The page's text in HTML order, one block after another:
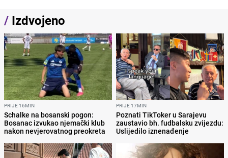
/ Izdvojeno
PRIJE 16MIN
Schalke na bosanski pogon:
Bosanac izvukao njemački klub
nakon nevjerovatnog preokreta
PRIJE 17MIN
Poznati TikToker u Sarajevu
zaustavio bh. fudbalsku zvijezdu:
Uslijedilo iznenađenje